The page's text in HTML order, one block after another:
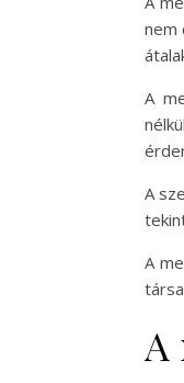
nem
A
A
A
A